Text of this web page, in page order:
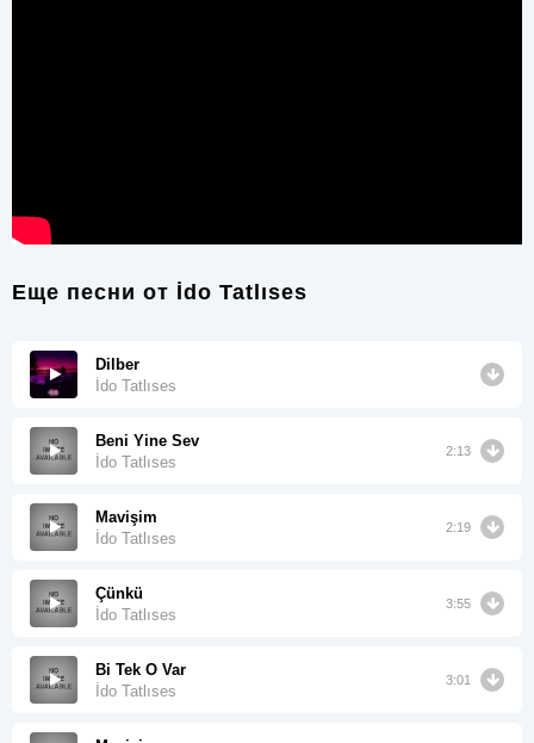
Еще песни от İdo Tatlıses
Dilber
İdo Tatlıses
Beni Yine Sev
İdo Tatlıses
2:13
Mavişim
İdo Tatlıses
2:19
Çünkü
İdo Tatlıses
3:55
Bi Tek O Var
İdo Tatlıses
3:01